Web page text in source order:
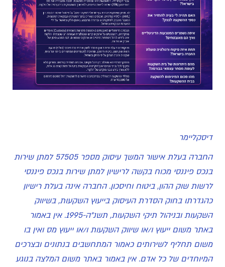
דיסקליימר
החברה בעלת אישור המשך עיסוק מספר 57505 למתן שירות
בנכס פיננסי מכוח בקשה לרישיון למתן שירות בנכס פיננסי
לרשות שוק ההון, ביטוח וחיסכון. החברה אינה בעלת רישיון
כהגדרתו בחוק הסדרת העיסוק בייעוץ השקעות, בשיווק
השקעות ובניהול תיקי השקעות, תשנ"ה-1995. אין באמור
באתר משום ייעוץ ו/או שיווק השקעות ו/או ייעוץ מס ואין בו
משום תחליף לשירותים כאמור המתחשבים בנתונים ובצרכים
המיוחדים של כל אדם. אין באמור באתר משום המלצה בנוגע